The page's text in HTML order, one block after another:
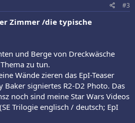
#3
Zimmer /die typische
und Berge von Dreckwäsche
zu tun.
Wände zieren das EpI-Teaser
Baker signiertes R2-D2 Photo. Das
noch sind meine Star Wars Videos
Trilogie englisch / deutsch; EpI